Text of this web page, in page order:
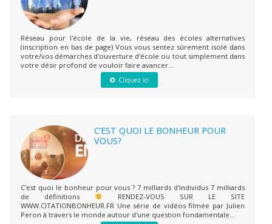
Réseau pour l'école de la vie, réseau des écoles alternatives
(inscription en bas de page) Vous vous sentez sûrement isolé dans
votre/vos démarches d'ouverture d'école ou tout simplement dans
votre désir profond de vouloir faire avancer...
Cliquez ici
C’EST QUOI LE BONHEUR POUR
VOUS?
C'est quoi le bonheur pour vous ? 7 milliards d'individus 7 milliards
de définitions
RENDEZ-VOUS SUR LE SITE
WWW.CITATIONBONHEUR.FR Une série de vidéos filmée par Julien
Peron à travers le monde autour d'une question fondamentale...